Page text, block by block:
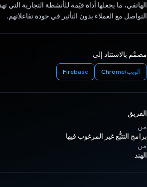
الهاتفي، ما يجعلها أداة قيّمة للأنشطة التجارية
التواصل مع العملاء بدون التأثير في جودة تفاعلاتهم.
مصمَّم بالاستناد إلى
الويب/Chrome Firebase
الفريق
من
برامج التتبُّع غير المرغوب فيها
من
الهند